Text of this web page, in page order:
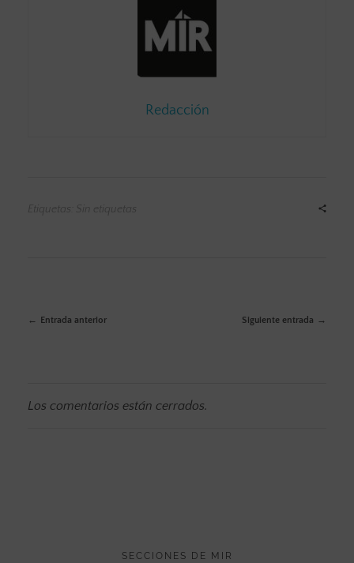
Redacción
Etiquetas: Sin etiquetas
Entrada anterior Siguiente entrada
Los comentarios están cerrados.
SECCIONES DE MIR